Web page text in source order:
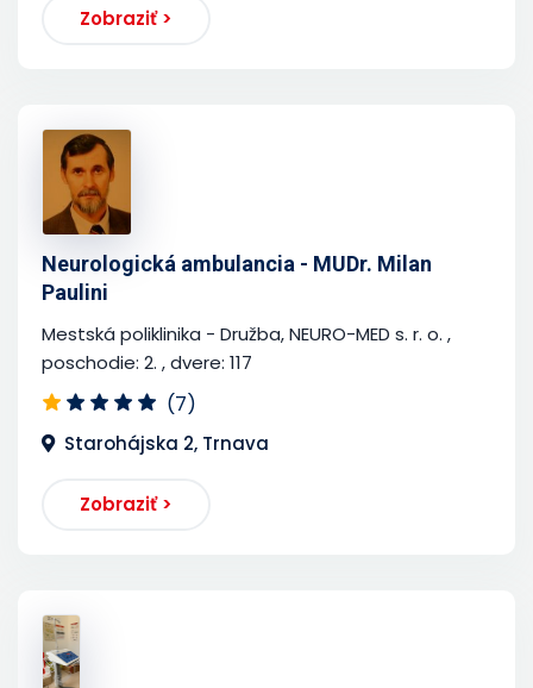
Zobraziť >
Neurologická ambulancia - MUDr. Milan
Paulini
Mestská poliklinika - Družba, NEURO-MED s. r. o. ,
poschodie: 2. , dvere: 117
(7)
Starohájska 2, Trnava
Zobraziť >